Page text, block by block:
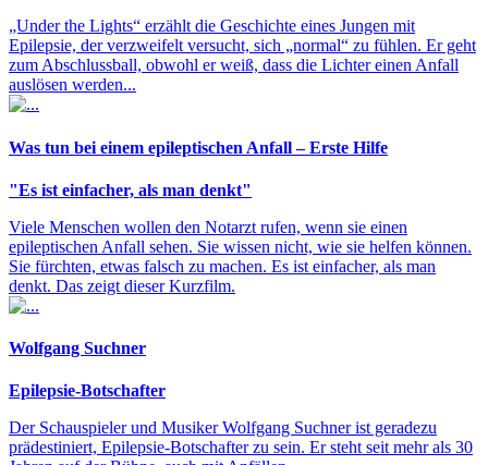
„Under the Lights“ erzählt die Geschichte eines Jungen mit
Epilepsie, der verzweifelt versucht, sich „normal“ zu fühlen. Er geht
zum Abschlussball, obwohl er weiß, dass die Lichter einen Anfall
auslösen werden...
Was tun bei einem epileptischen Anfall – Erste Hilfe
"Es ist einfacher, als man denkt"
Viele Menschen wollen den Notarzt rufen, wenn sie einen
epileptischen Anfall sehen. Sie wissen nicht, wie sie helfen können.
Sie fürchten, etwas falsch zu machen. Es ist einfacher, als man
denkt. Das zeigt dieser Kurzfilm.
Wolfgang Suchner
Epilepsie-Botschafter
Der Schauspieler und Musiker Wolfgang Suchner ist geradezu
prädestiniert, Epilepsie-Botschafter zu sein. Er steht seit mehr als 30